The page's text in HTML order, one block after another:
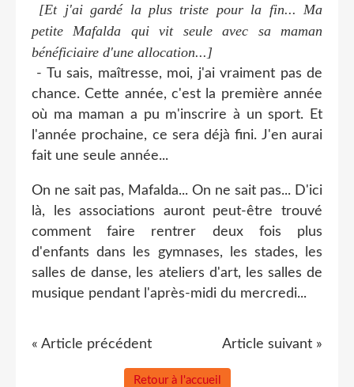
[Et j'ai gardé la plus triste pour la fin... Ma
petite Mafalda qui vit seule avec sa maman
bénéficiaire d'une allocation...]
- Tu sais, maîtresse, moi, j'ai vraiment pas de
chance. Cette année, c'est la première année
où ma maman a pu m'inscrire à un sport. Et
l'année prochaine, ce sera déjà fini. J'en aurai
fait une seule année...
On ne sait pas, Mafalda... On ne sait pas... D'ici
là, les associations auront peut-être trouvé
comment faire rentrer deux fois plus
d'enfants dans les gymnases, les stades, les
salles de danse, les ateliers d'art, les salles de
musique pendant l'après-midi du mercredi...
« Article précédent Article suivant »
Retour à l'accueil